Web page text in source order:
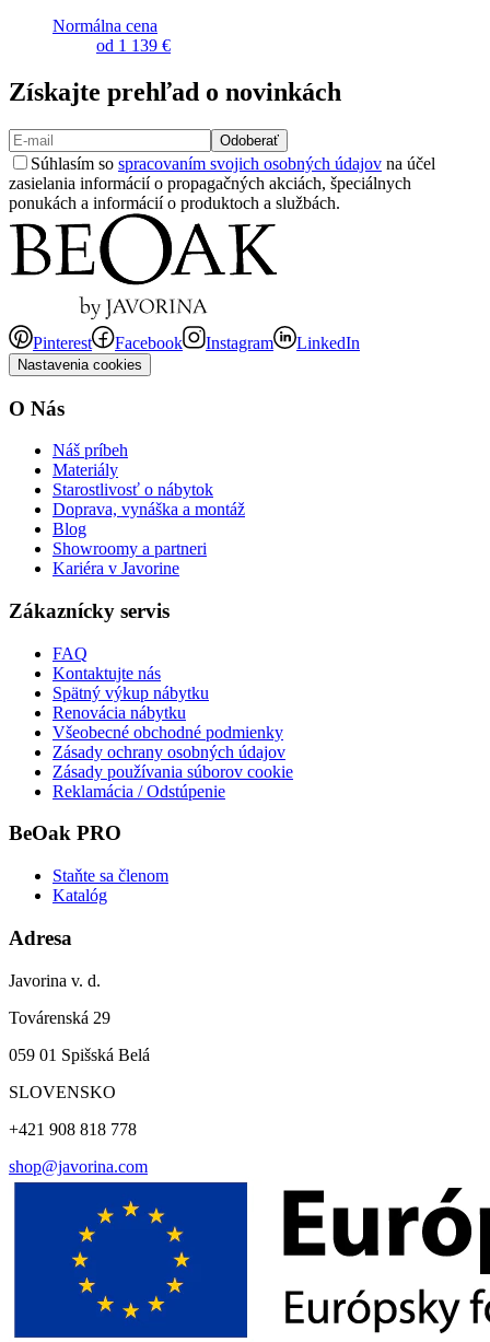
Normálna cena
od 1 139 €
Získajte prehľad o novinkách
Odoberať
Súhlasím so spracovaním svojich osobných údajov na účel
zasielania informácií o propagačných akciách, špeciálnych
ponukách a informácií o produktoch a službách.
Pinterest Facebook Instagram LinkedIn
Nastavenia cookies
O Nás
Náš príbeh
Materiály
Starostlivosť o nábytok
Doprava, vynáška a montáž
Blog
Showroomy a partneri
Kariéra v Javorine
Zákaznícky servis
FAQ
Kontaktujte nás
Spätný výkup nábytku
Renovácia nábytku
Všeobecné obchodné podmienky
Zásady ochrany osobných údajov
Zásady používania súborov cookie
Reklamácia / Odstúpenie
BeOak PRO
Staňte sa členom
Katalóg
Adresa
Javorina v. d.
Továrenská 29
059 01 Spišská Belá
SLOVENSKO
+421 908 818 778
shop@javorina.com